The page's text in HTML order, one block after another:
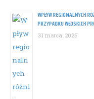
WPŁYW REGIONALNYCH
PRZYPADKU WŁOSKICH
31 marca, 2026